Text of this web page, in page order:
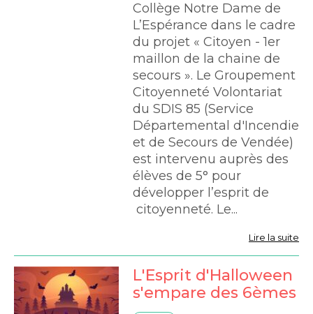
Collège Notre Dame de
L’Espérance dans le cadre
du projet « Citoyen - 1er
maillon de la chaine de
secours ». Le Groupement
Citoyenneté Volontariat
du SDIS 85 (Service
Départemental d'Incendie
et de Secours de Vendée)
est intervenu auprès des
élèves de 5° pour
développer l’esprit de
citoyenneté. Le...
Lire la suite
L'Esprit d'Halloween
s'empare des 6èmes